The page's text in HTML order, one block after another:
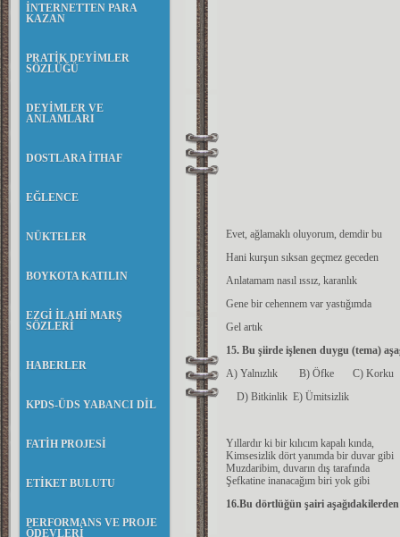
İNTERNETTEN PARA
KAZAN
PRATİK DEYİMLER
SÖZLÜĞÜ
DEYİMLER VE
ANLAMLARI
DOSTLARA İTHAF
EĞLENCE
NÜKTELER
BOYKOTA KATILIN
EZGİ İLAHİ MARŞ
SÖZLERİ
HABERLER
KPDS-ÜDS YABANCI DİL
FATİH PROJESİ
ETİKET BULUTU
PERFORMANS VE PROJE
ÖDEVLERİ
Evet, ağlamaklı oluyorum, demdir bu
Hani kurşun sıksan geçmez geceden
Anlatamam nasıl ıssız, karanlık
Gene bir cehennem var yastığımda
Gel artık
15. Bu şiirde işlenen duygu (tema)
A) Yalnızlık B) Öfke C) Korku
D) Bitkinlik E) Ümitsizlik
Yıllardır ki bir kılıcım kapalı kında,
Kimsesizlik dört yanımda bir duvar gibi
Muzdaribim, duvarın dış tarafında
Şefkatine inanacağım biri yok gibi
16.Bu dörtlüğün şairi